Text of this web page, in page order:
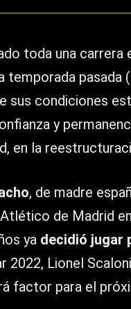
toda una
temporada
sus condiciones
y
en la
, de madre
de Madrid
ya decidió jugar
2022, Lionel
factor para el